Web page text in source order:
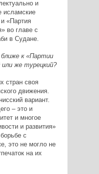
и
исламские
«Партия
во главе с
в Судане.
к «Партии
же турецкий?
стран своя
движения.
вариант.
– это и
и многое
и развития»
с
это не могло не
на их